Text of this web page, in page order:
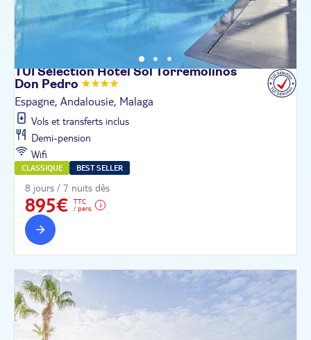
TUI Sélection Hôtel Sol Torremolinos
Don Pedro
Espagne, Andalousie, Malaga
Vols et transferts inclus
Demi-pension
Wifi
CLASSIQUE BEST SELLER
8 jours / 7 nuits dès
895€
TTC
/ pers.